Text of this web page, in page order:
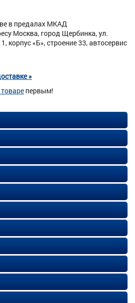
в предалах МКАД
Москва, город Щербинка, ул.
корпус «Б», строение 33, автосервис
»
первым!